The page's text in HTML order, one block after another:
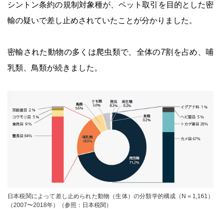
シントン条約の規制対象種が、ペット取引を目的とした密
輸の疑いで差し止めされていたことが分かりました。
密輸された動物の多くは爬虫類で、全体の7割を占め、哺
乳類、鳥類が続きました。
日本税関によって差し止められた動物（生体）の分類学的構成（N＝1,161）
（2007〜2018年）（参照：日本税関）